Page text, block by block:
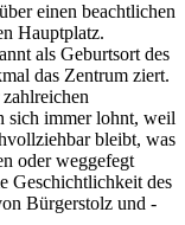
einen beachtlichen
Hauptplatz.
als Geburtsort des
das Zentrum ziert.
sich immer lohnt, weil
bleibt, was
oder weggefegt
Geschichtlichkeit des
Bürgerstolz und -